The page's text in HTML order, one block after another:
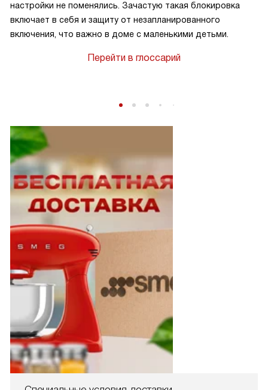
настройки не поменялись. Зачастую такая блокировка
включает в себя и защиту от незапланированного
включения, что важно в доме с маленькими детьми.
Перейти в глоссарий